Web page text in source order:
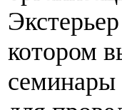
котором